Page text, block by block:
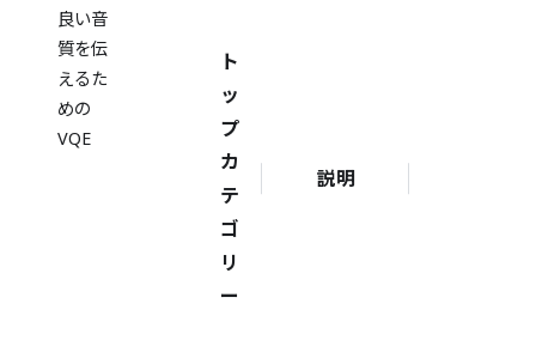
良い音
質を伝
えるた
めの
VQE
ト
ッ
プ
カ
テ
ゴ
リ
ー
説明